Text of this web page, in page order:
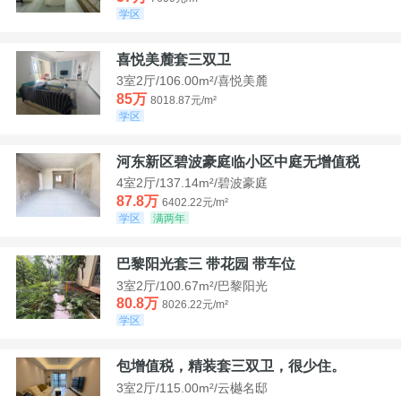
学区
喜悦美麓套三双卫
3室2厅/106.00m²/喜悦美麓
85万 8018.87元/m²
学区
河东新区碧波豪庭临小区中庭无增值税
4室2厅/137.14m²/碧波豪庭
87.8万 6402.22元/m²
学区
满两年
巴黎阳光套三 带花园 带车位
3室2厅/100.67m²/巴黎阳光
80.8万 8026.22元/m²
学区
包增值税，精装套三双卫，很少住。
3室2厅/115.00m²/云樾名邸